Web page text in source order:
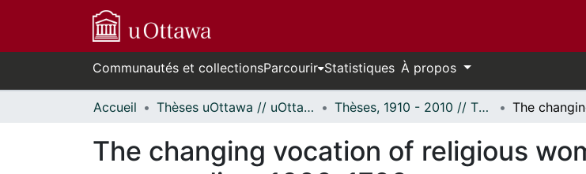
Communautés et collectionsParcourir Statistiques À propos
Accueil Thèses uOttawa // uOttawa Theses Thèses, 1910 - 2010 // Theses, 1910 - 2010
The changing vocation of religious